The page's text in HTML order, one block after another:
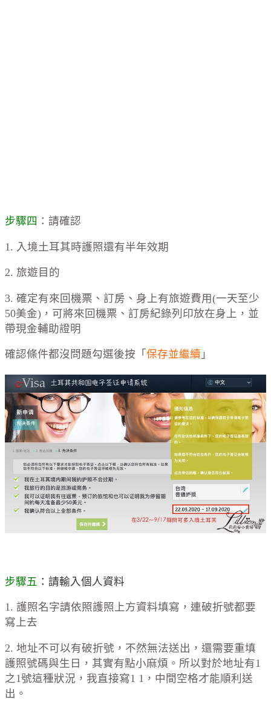
步驟四 ：請確認
1. 入境土耳其時護照還有半年效期
2. 旅遊目的
3. 確定有來回機票、訂房、身上有旅遊費用(一天至少
50美金)，可將來回機票、訂房紀錄列印放在身上，並
帶現金輔助證明
確認條件都沒問題勾選後按「 保存並繼續 」
步驟五 ：請輸入個人資料
1. 護照名字請依照護照上方資料填寫，連破折號都要
寫上去
2. 地址不可以有破折號，不然無法送出，還需要重填
護照號碼與生日，其實有點小麻煩。所以對於地址有1
之1號這種狀況，我直接寫1 1，中間空格才能順利送
出。